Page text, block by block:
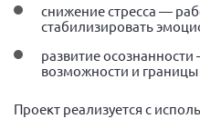
Конференция
Конференция
Конференция
снижение стресса —
стабилизировать
развитие
возможности и границы
Проект реализуется с